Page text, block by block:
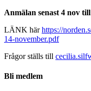
Anmälan senast 4 nov
LÄNK härhttps://
14-november.pdf
Frågor ställs till
Bli medlem